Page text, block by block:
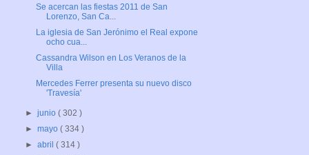
Se acercan las fiestas 2011 de San
Lorenzo, San Ca...
La iglesia de San Jerónimo el Real expone
ocho cua...
Cassandra Wilson en Los Veranos de la
Villa
Mercedes Ferrer presenta su nuevo disco
'Travesía'
►junio( 302 )
►mayo( 334 )
►abril( 314 )